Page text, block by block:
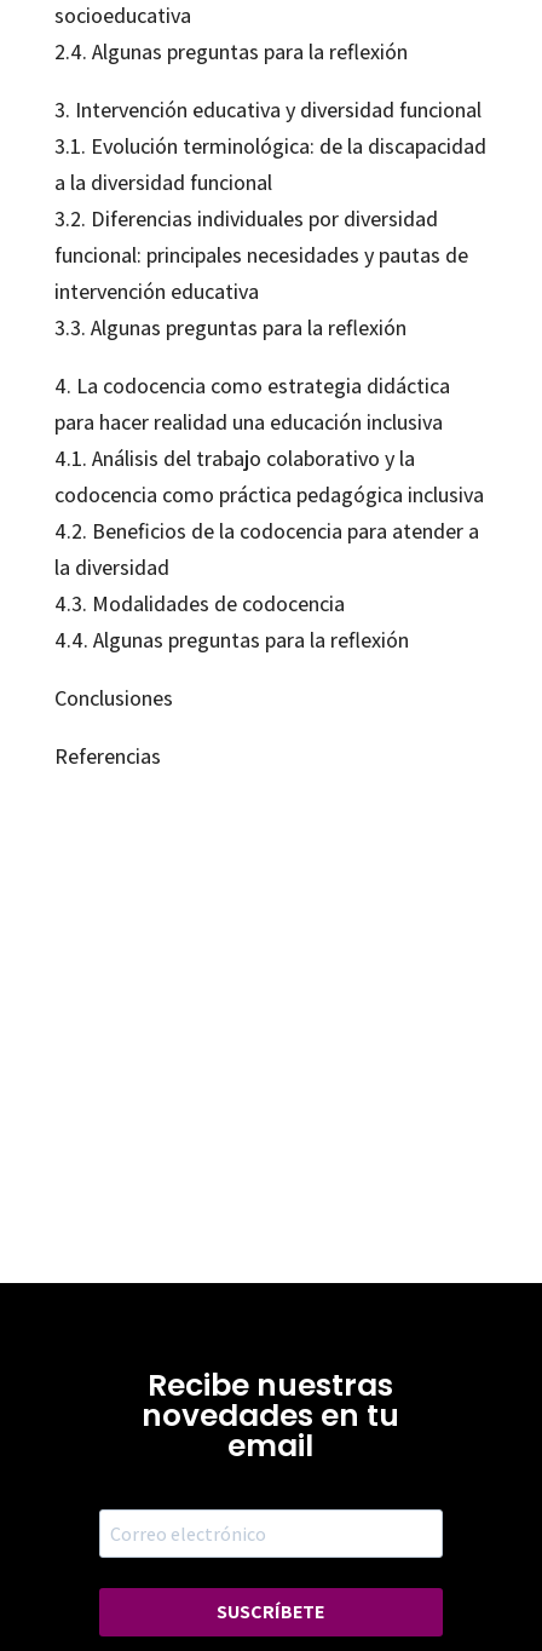
socioeducativa
2.4. Algunas preguntas para la reflexión
3. Intervención educativa y diversidad funcional
3.1. Evolución terminológica: de la discapacidad
a la diversidad funcional
3.2. Diferencias individuales por diversidad
funcional: principales necesidades y pautas de
intervención educativa
3.3. Algunas preguntas para la reflexión
4. La codocencia como estrategia didáctica
para hacer realidad una educación inclusiva
4.1. Análisis del trabajo colaborativo y la
codocencia como práctica pedagógica inclusiva
4.2. Beneficios de la codocencia para atender a
la diversidad
4.3. Modalidades de codocencia
4.4. Algunas preguntas para la reflexión
Conclusiones
Referencias
Recibe nuestras
novedades en tu
email
SUSCRÍBETE